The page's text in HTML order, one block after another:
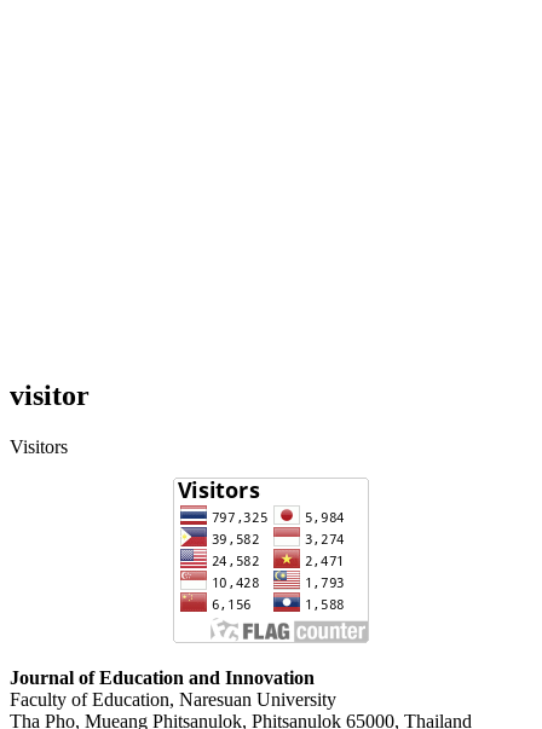
visitor
Visitors
Journal of Education and Innovation
Faculty of Education, Naresuan University
Tha Pho, Mueang Phitsanulok, Phitsanulok 65000, Thailand